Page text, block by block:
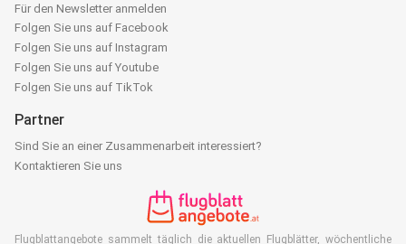
Für den Newsletter anmelden
Folgen Sie uns auf Facebook
Folgen Sie uns auf Instagram
Folgen Sie uns auf Youtube
Folgen Sie uns auf TikTok
Partner
Sind Sie an einer Zusammenarbeit interessiert?
Kontaktieren Sie uns
Flugblattangebote sammelt täglich die aktuellen Flugblätter, wöchentliche